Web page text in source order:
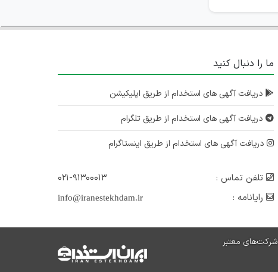
ما را دنبال کنید
دریافت آگهی های استخدام از طریق اپلیکیشن
دریافت آگهی های استخدام از طریق تلگرام
دریافت آگهی های استخدام از طریق اینستاگرام
تلفن تماس :
۰۲۱-۹۱۳۰۰۰۱۳
رایانامه :
info@iranestekhdam.ir
شرکت‌های معتبر